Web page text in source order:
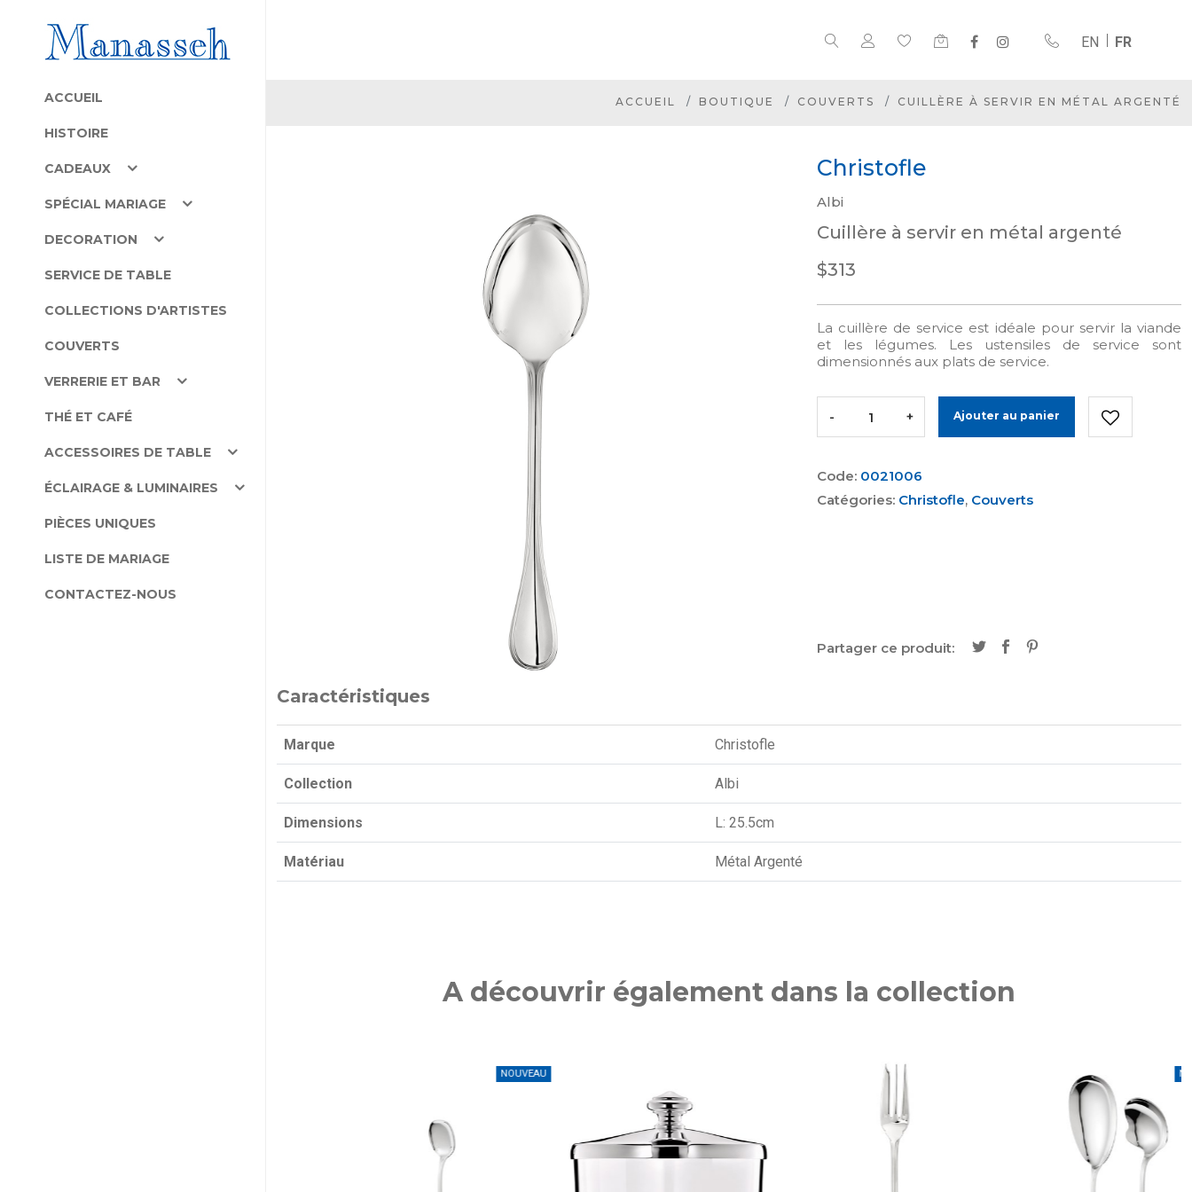
EN FR
ACCUEIL
HISTOIRE
CADEAUX
SPÉCIAL MARIAGE
DECORATION
SERVICE DE TABLE
COLLECTIONS D'ARTISTES
COUVERTS
VERRERIE ET BAR
THÉ ET CAFÉ
ACCESSOIRES DE TABLE
ÉCLAIRAGE & LUMINAIRES
PIÈCES UNIQUES
LISTE DE MARIAGE
CONTACTEZ-NOUS
ACCUEIL BOUTIQUE COUVERTS CUILLÈRE À SERVIR EN MÉTAL ARGENTÉ
Christofle
Albi
Cuillère à servir en métal argenté
$313
La cuillère de service est idéale pour servir la viande
et les légumes. Les ustensiles de service sont
dimensionnés aux plats de service.
- + Ajouter au panier
Code: 0021006
Catégories: Christofle, Couverts
Partager ce produit:
Caractéristiques
Marque Christofle
Collection Albi
Dimensions L: 25.5cm
Matériau Métal Argenté
A découvrir également dans la collection